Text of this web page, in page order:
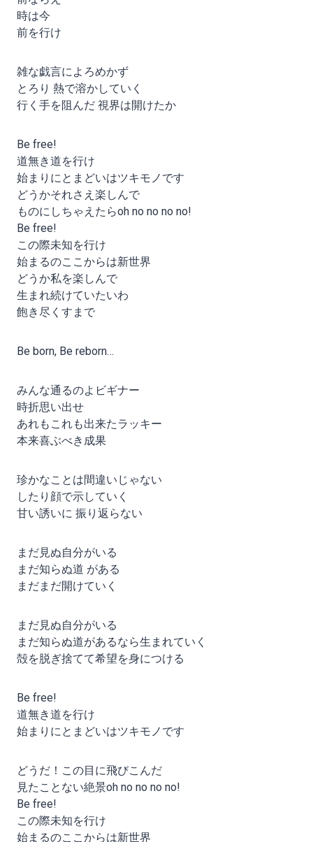
時は今
前を行け
雑な戯言によろめかず
とろり 熱で溶かしていく
行く手を阻んだ 視界は開けたか
Be free!
道無き道を行け
始まりにとまどいはツキモノです
どうかそれさえ楽しんで
ものにしちゃえたらoh no no no no!
Be free!
この際未知を行け
始まるのここからは新世界
どうか私を楽しんで
生まれ続けていたいわ
飽き尽くすまで
Be born, Be reborn…
みんな通るのよビギナー
時折思い出せ
あれもこれも出来たラッキー
本来喜ぶべき成果
珍かなことは間違いじゃない
したり顔で示していく
甘い誘いに 振り返らない
まだ見ぬ自分がいる
まだ知らぬ道 がある
まだまだ開けていく
まだ見ぬ自分がいる
まだ知らぬ道があるなら生まれていく
殻を脱ぎ捨てて希望を身につける
Be free!
道無き道を行け
始まりにとまどいはツキモノです
どうだ！この目に飛びこんだ
見たことない絶景oh no no no no!
Be free!
この際未知を行け
始まるのここからは新世界